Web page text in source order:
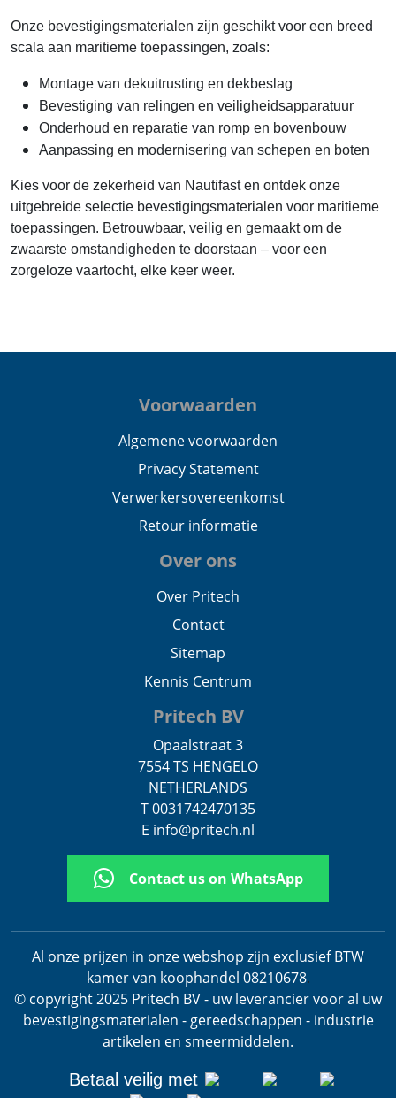
Onze bevestigingsmaterialen zijn geschikt voor een breed
scala aan maritieme toepassingen, zoals:
Montage van dekuitrusting en dekbeslag
Bevestiging van relingen en veiligheidsapparatuur
Onderhoud en reparatie van romp en bovenbouw
Aanpassing en modernisering van schepen en boten
Kies voor de zekerheid van Nautifast en ontdek onze
uitgebreide selectie bevestigingsmaterialen voor maritieme
toepassingen. Betrouwbaar, veilig en gemaakt om de
zwaarste omstandigheden te doorstaan – voor een
zorgeloze vaartocht, elke keer weer.
Voorwaarden
Algemene voorwaarden
Privacy Statement
Verwerkersovereenkomst
Retour informatie
Over ons
Over Pritech
Contact
Sitemap
Kennis Centrum
Pritech BV
Opaalstraat 3
7554 TS HENGELO
NETHERLANDS
T 0031742470135
E info@pritech.nl
Contact us on WhatsApp
Al onze prijzen in onze webshop zijn exclusief BTW
kamer van koophandel 08210678.
© copyright 2025 Pritech BV - uw leverancier voor al uw
bevestigingsmaterialen - gereedschappen - industrie
artikelen en smeermiddelen.
Betaal veilig met